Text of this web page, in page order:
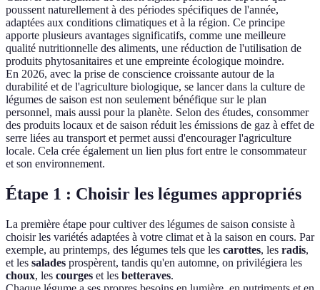
poussent naturellement à des périodes spécifiques de l'année,
adaptées aux conditions climatiques et à la région. Ce principe
apporte plusieurs avantages significatifs, comme une meilleure
qualité nutritionnelle des aliments, une réduction de l'utilisation de
produits phytosanitaires et une empreinte écologique moindre.
En 2026, avec la prise de conscience croissante autour de la
durabilité et de l'agriculture biologique, se lancer dans la culture de
légumes de saison est non seulement bénéfique sur le plan
personnel, mais aussi pour la planète. Selon des études, consommer
des produits locaux et de saison réduit les émissions de gaz à effet de
serre liées au transport et permet aussi d'encourager l'agriculture
locale. Cela crée également un lien plus fort entre le consommateur
et son environnement.
Étape 1 : Choisir les légumes appropriés
La première étape pour cultiver des légumes de saison consiste à
choisir les variétés adaptées à votre climat et à la saison en cours. Par
exemple, au printemps, des légumes tels que les carottes, les radis,
et les salades prospèrent, tandis qu'en automne, on privilégiera les
choux, les courges et les betteraves.